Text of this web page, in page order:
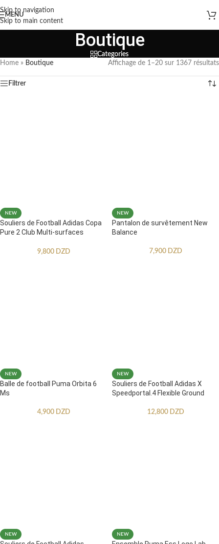
Skip to navigation
Skip to main content
MENU
Boutique
Categories
Home » Boutique Affichage de 1–20 sur 1367 résultats
Filtrer
NEW
Souliers de Football Adidas Copa
Pure 2 Club Multi-surfaces
9,800 DZD
NEW
Pantalon de survêtement New
Balance
7,900 DZD
NEW
Balle de football Puma Orbita 6
Ms
4,900 DZD
NEW
Souliers de Football Adidas X
Speedportal.4 Flexible Ground
12,800 DZD
NEW NEW